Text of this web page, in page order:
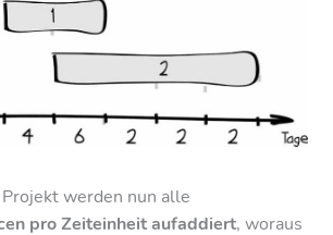
werden nun alle
pro Zeiteinheit aufaddiert, woraus